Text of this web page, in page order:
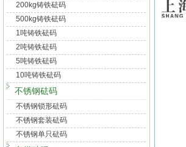
200kg铸铁砝码
500kg铸铁砝码
1吨铸铁砝码
2吨铸铁砝码
5吨铸铁砝码
10吨铸铁砝码
不锈钢砝码
不锈钢锁形砝码
不锈钢套装砝码
不锈钢单只砝码